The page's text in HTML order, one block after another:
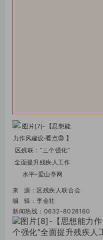
来 源： 区残疾人联合会
编 辑：李金壮
新闻热线：0632-8028160